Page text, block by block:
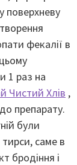
поверхневу
фекалії в
1 раз на
Чистий Хлів ,
препарату.
були
саме в
бродіння і